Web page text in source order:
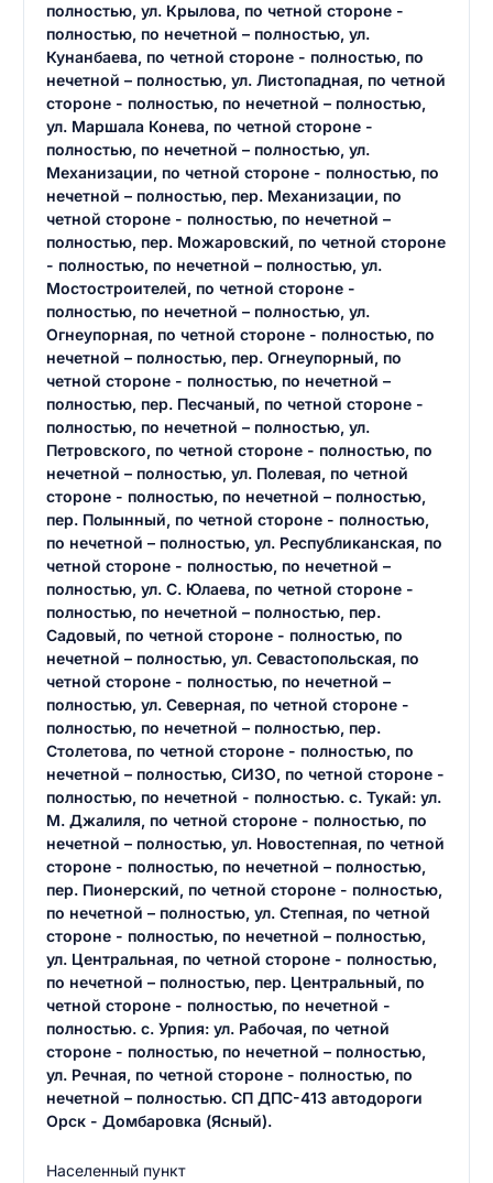
полностью, ул. Крылова, по четной стороне -
полностью, по нечетной – полностью, ул.
Кунанбаева, по четной стороне - полностью, по
нечетной – полностью, ул. Листопадная, по четной
стороне - полностью, по нечетной – полностью,
ул. Маршала Конева, по четной стороне -
полностью, по нечетной – полностью, ул.
Механизации, по четной стороне - полностью, по
нечетной – полностью, пер. Механизации, по
четной стороне - полностью, по нечетной –
полностью, пер. Можаровский, по четной стороне
- полностью, по нечетной – полностью, ул.
Мостостроителей, по четной стороне -
полностью, по нечетной – полностью, ул.
Огнеупорная, по четной стороне - полностью, по
нечетной – полностью, пер. Огнеупорный, по
четной стороне - полностью, по нечетной –
полностью, пер. Песчаный, по четной стороне -
полностью, по нечетной – полностью, ул.
Петровского, по четной стороне - полностью, по
нечетной – полностью, ул. Полевая, по четной
стороне - полностью, по нечетной – полностью,
пер. Полынный, по четной стороне - полностью,
по нечетной – полностью, ул. Республиканская, по
четной стороне - полностью, по нечетной –
полностью, ул. С. Юлаева, по четной стороне -
полностью, по нечетной – полностью, пер.
Садовый, по четной стороне - полностью, по
нечетной – полностью, ул. Севастопольская, по
четной стороне - полностью, по нечетной –
полностью, ул. Северная, по четной стороне -
полностью, по нечетной – полностью, пер.
Столетова, по четной стороне - полностью, по
нечетной – полностью, СИЗО, по четной стороне -
полностью, по нечетной - полностью. с. Тукай: ул.
М. Джалиля, по четной стороне - полностью, по
нечетной – полностью, ул. Новостепная, по четной
стороне - полностью, по нечетной – полностью,
пер. Пионерский, по четной стороне - полностью,
по нечетной – полностью, ул. Степная, по четной
стороне - полностью, по нечетной – полностью,
ул. Центральная, по четной стороне - полностью,
по нечетной – полностью, пер. Центральный, по
четной стороне - полностью, по нечетной -
полностью. с. Урпия: ул. Рабочая, по четной
стороне - полностью, по нечетной – полностью,
ул. Речная, по четной стороне - полностью, по
нечетной – полностью. СП ДПС-413 автодороги
Орск - Домбаровка (Ясный).
Населенный пункт